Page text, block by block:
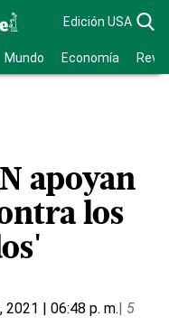
Edición USA
Mundo Economía
apoyan
los
2021 | 06:48 p. m.| 5